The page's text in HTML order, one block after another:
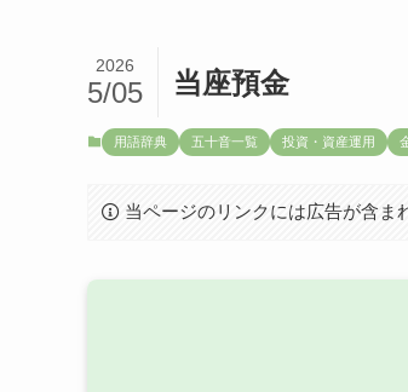
当座預金
2026
5/05
用語辞典 五十音一覧 投資・資産運用
当ページのリンクには広告が含ま